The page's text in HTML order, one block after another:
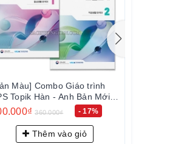
[Sách màu] Combo Luyện viết
Tiếng Hàn Kyung Hee - 경희 한
국어 쓰기 1~6
480.000₫ 540.000₫
Thêm vào giỏ